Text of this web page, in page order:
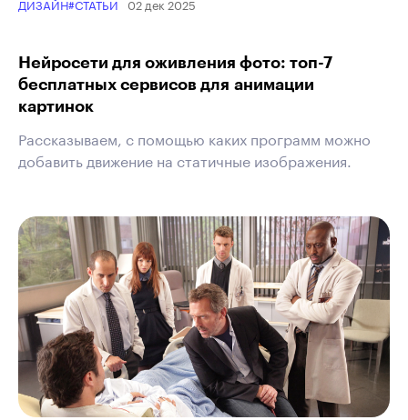
ДИЗАЙН#СТАТЬИ
Нейросети для оживления фото: топ-7
бесплатных сервисов для анимации
картинок
Рассказываем, с помощью каких программ можно
добавить движение на статичные изображения.